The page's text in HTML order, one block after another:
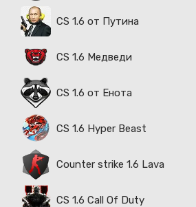
CS 1.6 от Путина
CS 1.6 Медведи
CS 1.6 от Енота
CS 1.6 Hyper Beast
Counter strike 1.6 Lava
CS 1.6 Call Of Duty